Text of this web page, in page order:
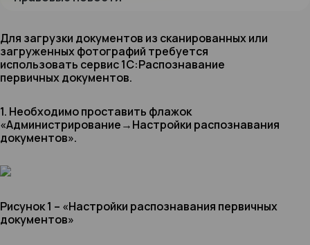
Для загрузки документов из сканированных или
загруженных фотографий требуется
использовать сервис 1С:Распознавание
первичных документов.
1. Необходимо проставить флажок
«Администрирование→Настройки распознавания
документов».
Рисунок 1 – «Настройки распознавания первичных
документов»